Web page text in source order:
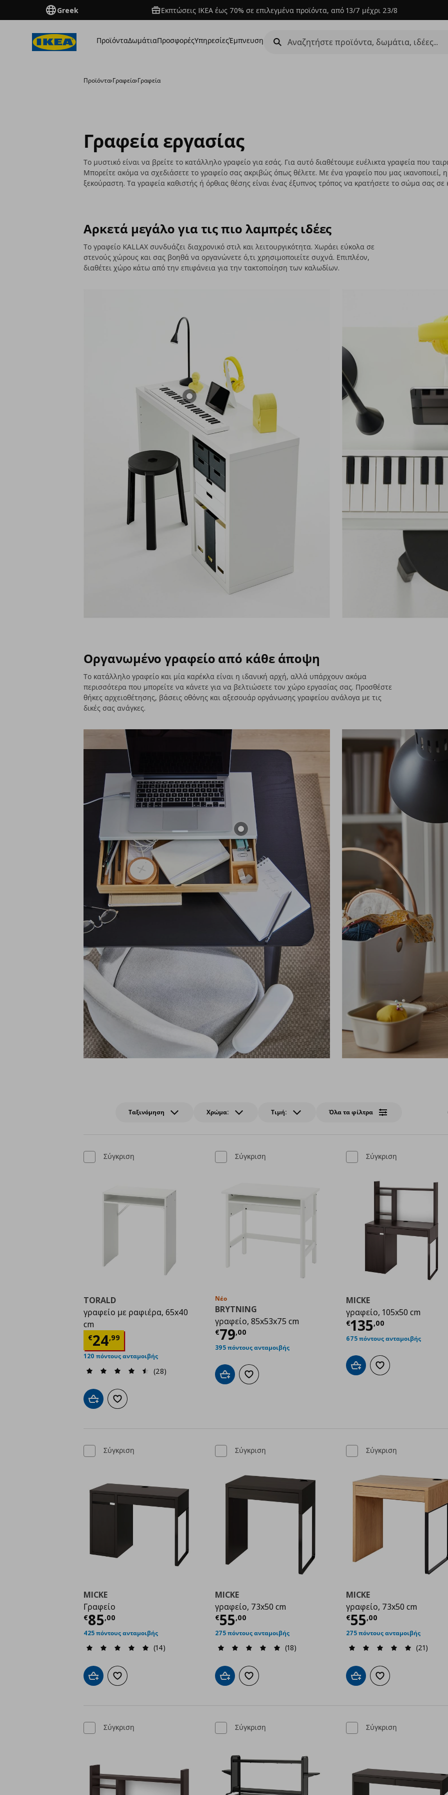
Greek Εκπτώσεις IKEA έως 70% σε επιλεγμένα προϊόντα, από 13/7 μέχρι 23/8
ΠροϊόνταΔωμάτιαΠροσφορέςΥπηρεσίεςΈμπνευση
Προϊόντα›Γραφεία›Γραφεία
Γραφεία εργασίας
Το μυστικό είναι να βρείτε το κατάλληλο γραφείο για εσάς. Για αυτό διαθέτουμε ευέλικτα γραφεία που
Μπορείτε ακόμα να σχεδιάσετε το γραφείο σας ακριβώς όπως θέλετε. Με ένα γραφείο που μας ικανοποιεί, η
ξεκούραστη. Τα γραφεία καθιστής ή όρθιας θέσης είναι ένας έξυπνος τρόπος να κρατήσετε το σώμα σας σε
Αρκετά μεγάλο για τις πιο λαμπρές ιδέες
Το γραφείο KALLAX συνδυάζει διαχρονικό στιλ και λειτουργικότητα. Χωράει εύκολα σε
στενούς χώρους και σας βοηθά να οργανώνετε ό,τι χρησιμοποιείτε συχνά. Επιπλέον,
διαθέτει χώρο κάτω από την επιφάνεια για την τακτοποίηση των καλωδίων.
Οργανωμένο γραφείο από κάθε άποψη
Το κατάλληλο γραφείο και μία καρέκλα είναι η ιδανική αρχή, αλλά υπάρχουν ακόμα
περισσότερα που μπορείτε να κάνετε για να βελτιώσετε τον χώρο εργασίας σας. Προσθέστε
θήκες αρχειοθέτησης, βάσεις οθόνης και αξεσουάρ οργάνωσης γραφείου ανάλογα με τις
δικές σας ανάγκες.
Ταξινόμηση Χρώμα: Τιμή: Όλα τα φίλτρα
Σύγκριση
TORALD
γραφείο με ραφιέρα, 65x40
cm
€24,99
Τρέχουσα τιμή € 24,99
120 πόντους ανταμοιβής
(28)
Προσθήκη στο καλάθι
Προσθήκη στα αγαπημένα
Σύγκριση
Νέο
BRYTNING
γραφείο, 85x53x75 cm
€79,00
Τρέχουσα τιμή € 79,00
395 πόντους ανταμοιβής
Προσθήκη στο καλάθι
Προσθήκη στα αγαπημένα
Σύγκριση
MICKE
γραφείο, 105x50 cm
€135,00
Τρέχουσα τιμή
675 πόντους ανταμοιβής
Προσθήκη στο καλάθι
Προσθήκη στα
Σύγκριση
MICKE
Γραφείο
€85,00
Τρέχουσα τιμή € 85,00
425 πόντους ανταμοιβής
(14)
Προσθήκη στο καλάθι
Προσθήκη στα αγαπημένα
Σύγκριση
MICKE
γραφείο, 73x50 cm
€55,00
Τρέχουσα τιμή € 55,00
275 πόντους ανταμοιβής
(18)
Προσθήκη στο καλάθι
Προσθήκη στα αγαπημένα
Σύγκριση
MICKE
γραφείο, 73x50 cm
€55,00
Τρέχουσα τιμή
275 πόντους ανταμοιβής
(21)
Προσθήκη στο καλάθι
Προσθήκη στα
Σύγκριση Σύγκριση Σύγκριση